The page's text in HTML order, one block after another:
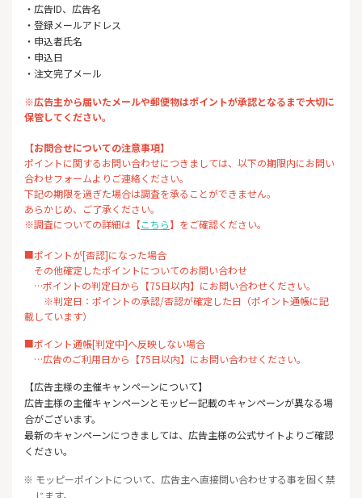
・広告ID、広告名
・登録メールアドレス
・申込者氏名
・申込日
・注文完了メール
※広告主から届いたメールや郵便物はポイントが承認となるまで大切に
保管してください。
【お問合せについての注意事項】
ポイントに関するお問い合わせにつきましては、以下の期限内にお問い
合わせフォームよりご連絡ください。
下記の期限を過ぎた場合は調査を承ることができません。
あらかじめ、ご了承ください。
※調査についての詳細は【こちら】をご確認ください。
■ポイントが[否認]になった場合
その他確定したポイントについてのお問い合わせ
…ポイントの判定日から【75日以内】にお問い合わせください。
※判定日：ポイントの承認/否認が確定した日（ポイント通帳に記
載しています）
■ポイント通帳[判定中]へ反映しない場合
…広告のご利用日から【75日以内】にお問い合わせください。
【広告主様の主催キャンペーンについて】
広告主様の主催キャンペーンとモッピー記載のキャンペーンが異なる場
合がございます。
最新のキャンペーンにつきましては、広告主様の公式サイトよりご確認
ください。
※ モッピーポイントについて、広告主へ直接問い合わせする事を固く禁
じます。